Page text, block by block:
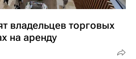
владельцев торговых
на аренду